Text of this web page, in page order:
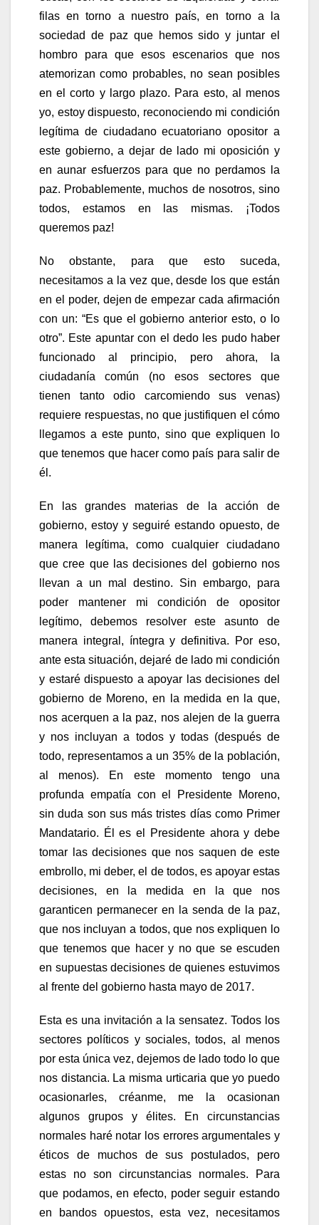
filas en torno a nuestro país, en torno a la
sociedad de paz que hemos sido y juntar el
hombro para que esos escenarios que nos
atemorizan como probables, no sean posibles
en el corto y largo plazo. Para esto, al menos
yo, estoy dispuesto, reconociendo mi condición
legítima de ciudadano ecuatoriano opositor a
este gobierno, a dejar de lado mi oposición y
en aunar esfuerzos para que no perdamos la
paz. Probablemente, muchos de nosotros, sino
todos, estamos en las mismas. ¡Todos
queremos paz!
No obstante, para que esto suceda,
necesitamos a la vez que, desde los que están
en el poder, dejen de empezar cada afirmación
con un: “Es que el gobierno anterior esto, o lo
otro”. Este apuntar con el dedo les pudo haber
funcionado al principio, pero ahora, la
ciudadanía común (no esos sectores que
tienen tanto odio carcomiendo sus venas)
requiere respuestas, no que justifiquen el cómo
llegamos a este punto, sino que expliquen lo
que tenemos que hacer como país para salir de
él.
En las grandes materias de la acción de
gobierno, estoy y seguiré estando opuesto, de
manera legítima, como cualquier ciudadano
que cree que las decisiones del gobierno nos
llevan a un mal destino. Sin embargo, para
poder mantener mi condición de opositor
legítimo, debemos resolver este asunto de
manera integral, íntegra y definitiva. Por eso,
ante esta situación, dejaré de lado mi condición
y estaré dispuesto a apoyar las decisiones del
gobierno de Moreno, en la medida en la que,
nos acerquen a la paz, nos alejen de la guerra
y nos incluyan a todos y todas (después de
todo, representamos a un 35% de la población,
al menos). En este momento tengo una
profunda empatía con el Presidente Moreno,
sin duda son sus más tristes días como Primer
Mandatario. Él es el Presidente ahora y debe
tomar las decisiones que nos saquen de este
embrollo, mi deber, el de todos, es apoyar estas
decisiones, en la medida en la que nos
garanticen permanecer en la senda de la paz,
que nos incluyan a todos, que nos expliquen lo
que tenemos que hacer y no que se escuden
en supuestas decisiones de quienes estuvimos
al frente del gobierno hasta mayo de 2017.
Esta es una invitación a la sensatez. Todos los
sectores políticos y sociales, todos, al menos
por esta única vez, dejemos de lado todo lo que
nos distancia. La misma urticaria que yo puedo
ocasionarles, créanme, me la ocasionan
algunos grupos y élites. En circunstancias
normales haré notar los errores argumentales y
éticos de muchos de sus postulados, pero
estas no son circunstancias normales. Para
que podamos, en efecto, poder seguir estando
en bandos opuestos, esta vez, necesitamos